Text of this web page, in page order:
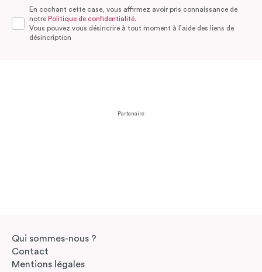
En cochant cette case, vous affirmez avoir pris connaissance de
notre Politique de confidentialité.
Vous pouvez vous désincrire à tout moment à l’aide des liens de
désincription
Partenaire
Qui sommes-nous ?
Contact
Mentions légales